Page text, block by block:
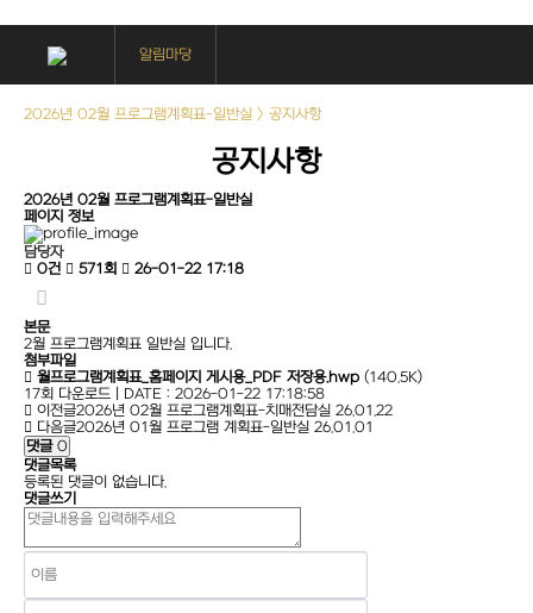
알림마당
2026년 02월 프로그램계획표-일반실 > 공지사항
공지사항
2026년 02월 프로그램계획표-일반실
페이지 정보
담당자
0건
571회 26-01-22 17:18
본문
2월 프로그램계획표 일반실 입니다.
첨부파일
월프로그램계획표_홈페이지 게시용_PDF 저장용.hwp (140.5K)
17회 다운로드 | DATE : 2026-01-22 17:18:58
이전글2026년 02월 프로그램계획표-치매전담실 26.01.22
다음글2026년 01월 프로그램 계획표-일반실 26.01.01
댓글0
댓글목록
등록된 댓글이 없습니다.
댓글쓰기